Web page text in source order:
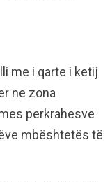
me i qarte i ketij
ne zona
perkrahesve
mbështetës të